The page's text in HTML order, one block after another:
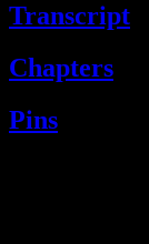
Transcript
Chapters
Pins